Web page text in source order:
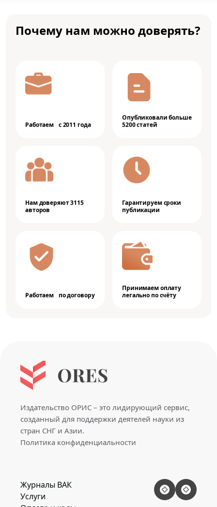
Почему нам можно доверять?
Работаем с 2011 года
Опубликовали больше
5200 статей
Нам доверяют 3115
авторов
Гарантируем сроки
публикации
Работаем по договору
Принимаем оплату
легально по счёту
Издательство ОРИС – это лидирующий сервис,
созданный для поддержки деятелей науки из
стран СНГ и Азии.
Политика конфиденциальности
Журналы ВАК
Услуги